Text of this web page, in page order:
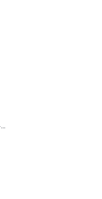
Vivre en étant soi-même